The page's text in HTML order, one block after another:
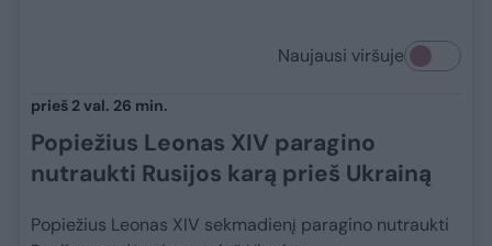
Naujausi viršuje
prieš 2 val. 26 min.
Popiežius Leonas XIV paragino
nutraukti Rusijos karą prieš Ukrainą
Popiežius Leonas XIV sekmadienį paragino nutraukti